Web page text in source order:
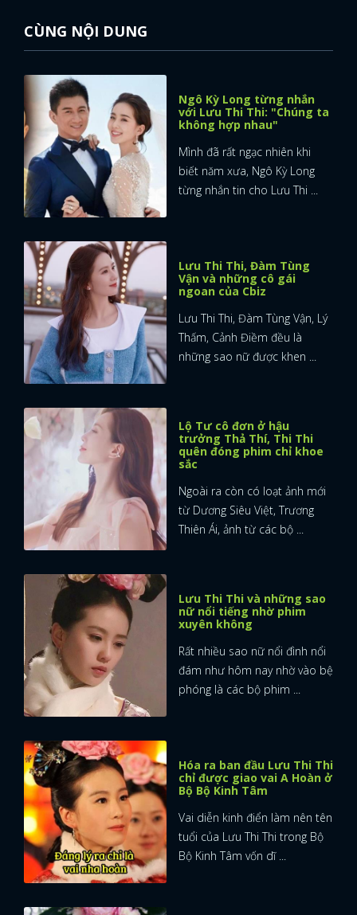
CÙNG NỘI DUNG
Ngô Kỳ Long từng nhắn
với Lưu Thi Thi: "Chúng ta
không hợp nhau"
Mình đã rất ngạc nhiên khi
biết năm xưa, Ngô Kỳ Long
từng nhắn tin cho Lưu Thi ...
Lưu Thi Thi, Đàm Tùng
Vận và những cô gái
ngoan của Cbiz
Lưu Thi Thi, Đàm Tùng Vận, Lý
Thấm, Cảnh Điềm đều là
những sao nữ được khen ...
Lộ Tư cô đơn ở hậu
trưởng Thả Thí, Thi Thi
quên đóng phim chỉ khoe
sắc
Ngoài ra còn có loạt ảnh mới
từ Dương Siêu Việt, Trương
Thiên Ái, ảnh từ các bộ ...
Lưu Thi Thi và những sao
nữ nổi tiếng nhờ phim
xuyên không
Rất nhiều sao nữ nổi đình nổi
đám như hôm nay nhờ vào bệ
phóng là các bộ phim ...
Hóa ra ban đầu Lưu Thi Thi
chỉ được giao vai A Hoàn ở
Bộ Bộ Kinh Tâm
Vai diễn kinh điển làm nên tên
tuổi của Lưu Thi Thi trong Bộ
Bộ Kinh Tâm vốn dĩ ...